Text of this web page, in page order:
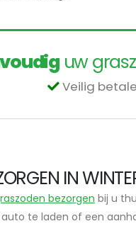
uw
Veilig
IN
bezorgen bij u
te laden of een